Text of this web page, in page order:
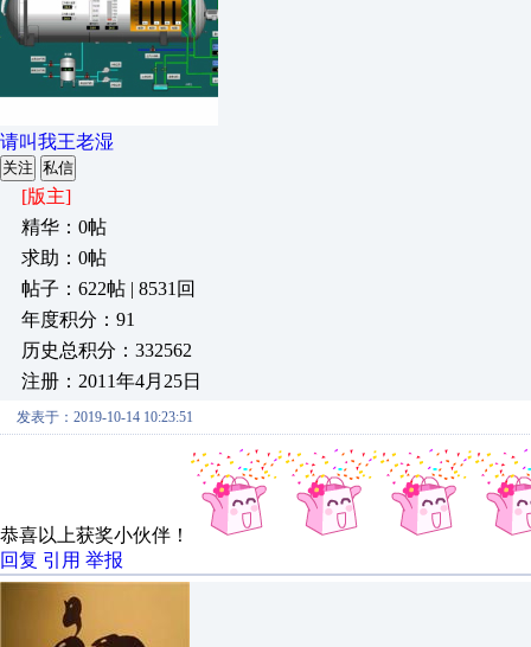
请叫我王老湿
关注 私信
[版主]
精华：0帖
求助：0帖
帖子：622帖 | 8531回
年度积分：91
历史总积分：332562
注册：2011年4月25日
发表于：2019-10-14 10:23:51
恭喜以上获奖小伙伴！
回复 引用 举报